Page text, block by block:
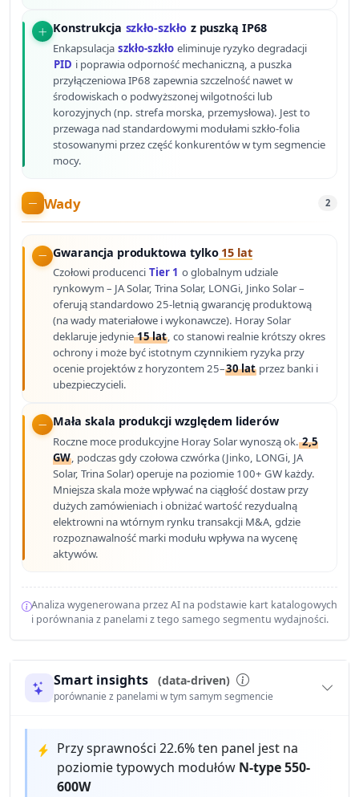
Konstrukcja szkło-szkło z puszką IP68
Enkapsulacja szkło-szkło eliminuje ryzyko degradacji
PID i poprawia odporność mechaniczną, a puszka
przyłączeniowa IP68 zapewnia szczelność nawet w
środowiskach o podwyższonej wilgotności lub
korozyjnych (np. strefa morska, przemysłowa). Jest to
przewaga nad standardowymi modułami szkło-folia
stosowanymi przez część konkurentów w tym segmencie
mocy.
Wady 2
Gwarancja produktowa tylko15 lat
Czołowi producenci Tier 1 o globalnym udziale
rynkowym – JA Solar, Trina Solar, LONGi, Jinko Solar –
oferują standardowo 25-letnią gwarancję produktową
(na wady materiałowe i wykonawcze). Horay Solar
deklaruje jedynie15 lat, co stanowi realnie krótszy okres
ochrony i może być istotnym czynnikiem ryzyka przy
ocenie projektów z horyzontem 25–30 lat przez banki i
ubezpieczycieli.
Mała skala produkcji względem liderów
Roczne moce produkcyjne Horay Solar wynoszą ok.2,5
GW, podczas gdy czołowa czwórka (Jinko, LONGi, JA
Solar, Trina Solar) operuje na poziomie 100+ GW każdy.
Mniejsza skala może wpływać na ciągłość dostaw przy
dużych zamówieniach i obniżać wartość rezydualną
elektrowni na wtórnym rynku transakcji M&A, gdzie
rozpoznawalność marki modułu wpływa na wycenę
aktywów.
Analiza wygenerowana przez AI na podstawie kart katalogowych
i porównania z panelami z tego samego segmentu wydajności.
Smart insights (data-driven)
porównanie z panelami w tym samym segmencie
Przy sprawności 22.6% ten panel jest na
poziomie typowych modułów N-type 550-
600W